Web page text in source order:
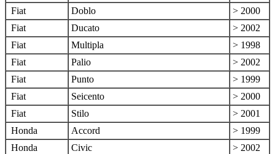
Fiat Doblo
> 2000
Fiat
Ducato
> 2002
Fiat
Multipla
> 1998
Fiat
Palio
> 2002
Fiat
Punto
> 1999
Fiat
Seicento
> 2000
Fiat
Stilo
> 2001
Honda
Accord
> 1999
Honda
Civic
> 2002